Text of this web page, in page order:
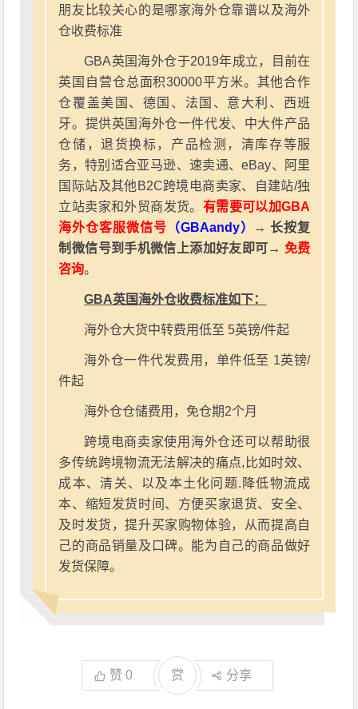
朋友比较关心的是哪家海外仓靠谱以及海外
仓收费标准
GBA英国海外仓于2019年成立，目前在
英国自营仓总面积30000平方米。其他合作
仓覆盖美国、德国、法国、意大利、西班
牙。提供英国海外仓一件代发、中大件产品
仓储，退货换标，产品检测，清库存等服
务，特别适合亚马逊、速卖通、eBay、阿里
国际站及其他B2C跨境电商卖家、自建站/独
立站卖家和外贸商发货。 有需要可以加GBA
海外仓客服微信号 （GBAandy）
→ 长按复
制微信号到手机微信上添加好友即可→ 免费
咨询。
GBA英国海外仓收费标准如下：
海外仓大货中转费用低至 5英镑/件起
海外仓一件代发费用，单件低至 1英镑/
件起
海外仓仓储费用，免仓期2个月
跨境电商卖家使用海外仓还可以帮助很
多传统跨境物流无法解决的痛点,比如时效、
成本、清关、以及本土化问题.降低物流成
本、缩短发货时间、方便买家退货、安全、
及时发货，提升买家购物体验，从而提高自
己的商品销量及口碑。能为自己的商品做好
发货保障。
赞0 赏 分享